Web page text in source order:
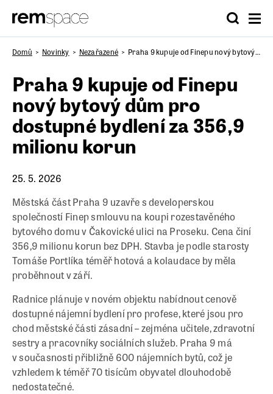
Domů Novinky Nezařazené Praha 9 kupuje od Finepu nový bytový dům pro dostupné bydlení za 356,9 milionu korun
Praha 9 kupuje od Finepu
nový bytový dům pro
dostupné bydlení za 356,9
milionu korun
25. 5. 2026
Městská část Praha 9 uzavře s developerskou
společností Finep smlouvu na koupi rozestavěného
bytového domu v Čakovické ulici na Proseku. Cena činí
356,9 milionu korun bez DPH. Stavba je podle starosty
Tomáše Portlíka téměř hotová a kolaudace by měla
proběhnout v září.
Radnice plánuje v novém objektu nabídnout cenově
dostupné nájemní bydlení pro profese, které jsou pro
chod městské části zásadní – zejména učitele, zdravotní
sestry a pracovníky sociálních služeb. Praha 9 má
v současnosti přibližně 600 nájemních bytů, což je
vzhledem k téměř 70 tisícům obyvatel dlouhodobě
nedostatečné.